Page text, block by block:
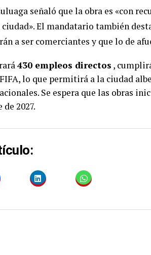
señaló que la obra es «con
. El mandatario también
a ser comerciantes y que lo de
430 empleos directos ,
lo que permitirá a la ciudad
Se espera que las obras
2027.